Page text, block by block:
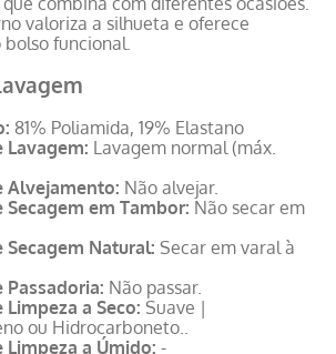
valoriza a silhueta e oferece
funcional.
81% Poliamida, 19% Elastano
Lavagem: Lavagem normal (máx.
Alvejamento: Não alvejar.
Secagem em Tambor: Não secar em
Secagem Natural: Secar em varal à
Passadoria: Não passar.
Limpeza a Seco: Suave |
ou Hidrocarboneto..
Limpeza a Úmido: -